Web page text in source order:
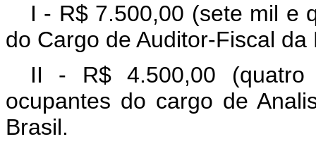
I - R$ 7.500,00 (sete mil e
do Cargo de Auditor-Fiscal
II - R$ 4.500,00
ocupantes do cargo de
Brasil.